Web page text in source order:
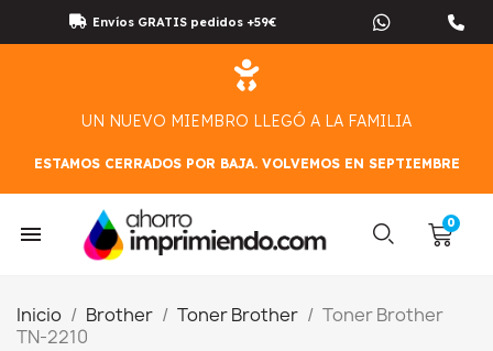
Envíos GRATIS pedidos +59€
UN NUEVO MIEMBRO LLEGÓ A LA FAMILIA
ESTAMOS CERRADOS POR BAJA. VOLVEMOS EN SEPTIEMBRE
Inicio Brother Toner Brother
Toner Brother
TN-2210